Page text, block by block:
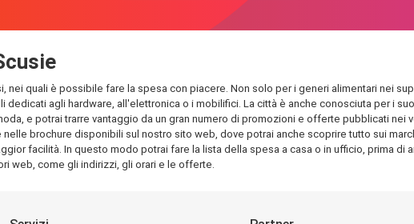
quali è possibile fare la spesa con piacere. Non solo per i generi alimentari nei
dedicati agli hardware, all'elettronica o i mobilifici. La città è anche conosciuta per i
e potrai trarre vantaggio da un gran numero di promozioni e offerte pubblicati nei
brochure disponibili sul nostro sito web, dove potrai anche scoprire tutto sui
facilità. In questo modo potrai fare la lista della spesa a casa o in ufficio, prima
web, come gli indirizzi, gli orari e le offerte.